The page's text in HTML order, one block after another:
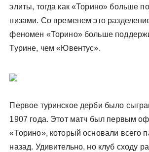
элиты, тогда как «Торино» больше
низами. Со временем это
феномен «Торино» больше
Турине, чем «Ювентус».
Первое туринское дерби было
1907 года. Этот матч был первым
«Торино», который основали всего
назад. Удивительно, но клуб сходу